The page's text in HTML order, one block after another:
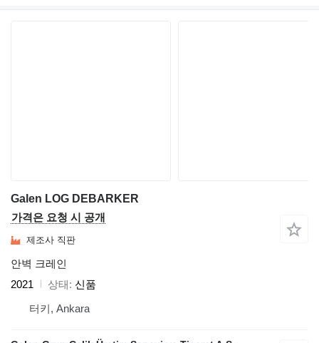
Galen LOG DEBARKER
가격은 요청 시 공개
제조사 직판
안벽 크레인
2021
상태
신품
터키, Ankara